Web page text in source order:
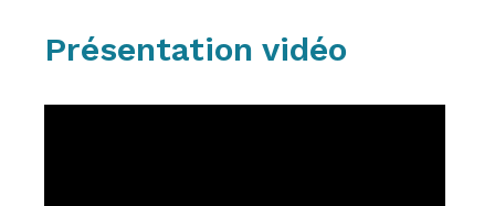
Présentation vidéo